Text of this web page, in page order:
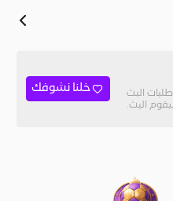
البث
البث.
خلنا نشوفك